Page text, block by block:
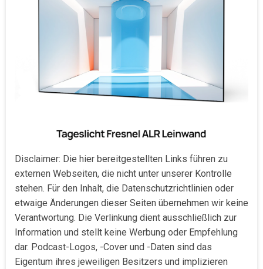
Disclaimer: Die hier bereitgestellten Links führen zu
externen Webseiten, die nicht unter unserer Kontrolle
stehen. Für den Inhalt, die Datenschutzrichtlinien oder
etwaige Änderungen dieser Seiten übernehmen wir keine
Verantwortung. Die Verlinkung dient ausschließlich zur
Information und stellt keine Werbung oder Empfehlung
dar. Podcast-Logos, -Cover und -Daten sind das
Eigentum ihres jeweiligen Besitzers und implizieren